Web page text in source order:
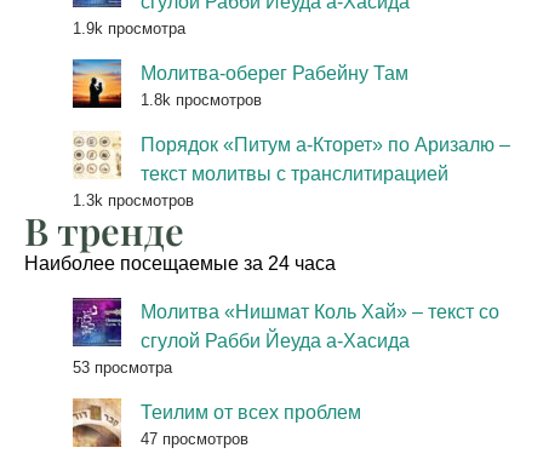
1.9k просмотра
Молитва-оберег Рабейну Там
1.8k просмотров
Порядок «Питум а-Кторет» по Аризалю –
текст молитвы с транслитирацией
1.3k просмотров
В тренде
Наиболее посещаемые за 24 часа
Молитва «Нишмат Коль Хай» – текст со
сгулой Рабби Йеуда а-Хасида
53 просмотра
Теилим от всех проблем
47 просмотров